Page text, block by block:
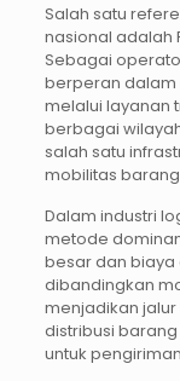
Salah satu
nasional adalah
Sebagai
berperan dalam
melalui layanan
berbagai
salah satu
mobilitas
Dalam industri
metode
besar dan biaya
dibandingkan
menjadikan
distribusi
untuk